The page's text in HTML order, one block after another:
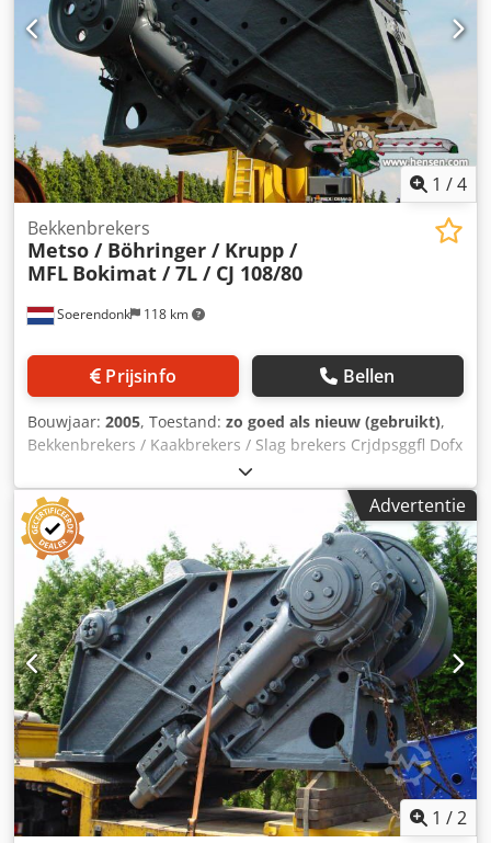
1 /4
Soerendonk 118 km
Bekkenbrekers
Metso / Böhringer / Krupp /
MFL Bokimat / 7L / CJ 108/80
Prijsinfo Bellen
Bouwjaar: 2005, Toestand: zo goed als nieuw (gebruikt),
Bekkenbrekers / Kaakbrekers / Slag brekers Crjdpsggfl Dofx
Adyof Böhringer Bökimat 1.800 x 1.400 mm / Krupp 7L
1.250 x 900 mm / 2 St. Krupp 6 1.000 x 630 mm / Krupp 5N
800 x 180 mm / 2 St. Krupp 4 630 x 355 mm / Krupp 3N 500
x 140 mm / Metso GHH 1.200 x 900 mm / Maschinenfabrik
Liezen (MFL) CJ 108/80 / 2 St. Weserhütte EB 1.000 x 700 -
650 mm / Continental Nord CNS 1.000 x 300 mm / Neyrtec -
Neyrpic 820 x 640 mm / Bekkenbreker 700 x 500 mm / Sket
- Takraf KSB 800 x 180 mm / IBAG ES 800 x 150 mm / Tipex
750 x 150 mm / Kleemann SSTR 600 S 600 x 400 mm /
Zenith 600 x 400 mm / Parker 16" x 5" 400 x 130 mm /
Retsch BB2 - BB200 100 x 100 mm / Retsch BB1 - BB100 60
x 60 mm
Advertentie
1 /2